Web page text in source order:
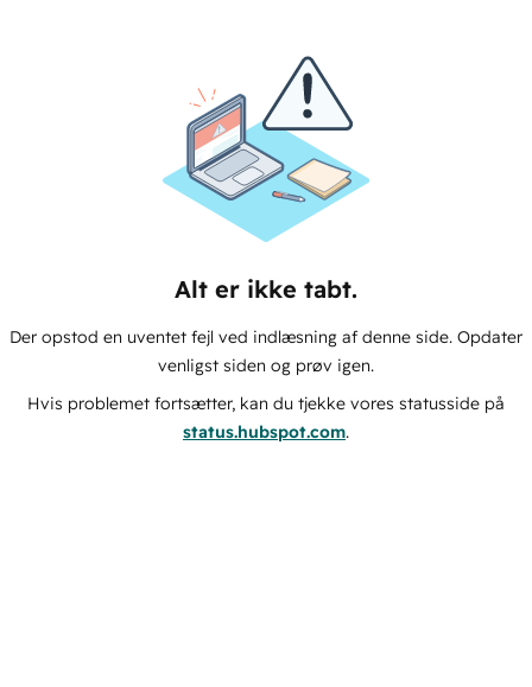
Alt er ikke tabt.
Der opstod en uventet fejl ved indlæsning af denne side. Opdater
venligst siden og prøv igen.
Hvis problemet fortsætter, kan du tjekke vores statusside på
status.hubspot.com.